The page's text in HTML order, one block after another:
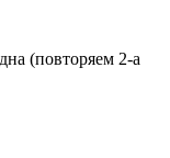
(повторяем 2-а